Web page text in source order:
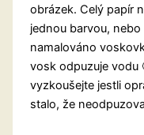
obrázek. Celý papír
jednou barvou,
namalováno
vosk odpuzuje vodu
vyzkoušejte jestli
stalo, že